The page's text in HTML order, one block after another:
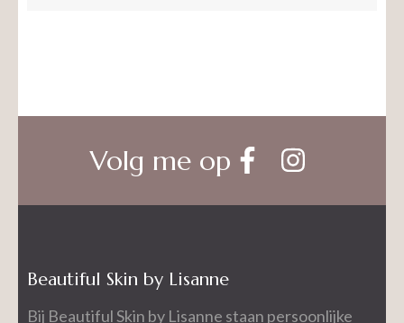
Volg me op
Beautiful Skin by Lisanne
Bij Beautiful Skin by Lisanne staan persoonlijke